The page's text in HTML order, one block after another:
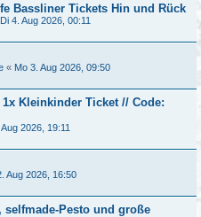
Bassliner Tickets Hin und Rück
Di 4. Aug 2026, 00:11
« Mo 3. Aug 2026, 09:50
Kleinkinder Ticket // Code:
2026, 19:11
Aug 2026, 16:50
Pesto und große